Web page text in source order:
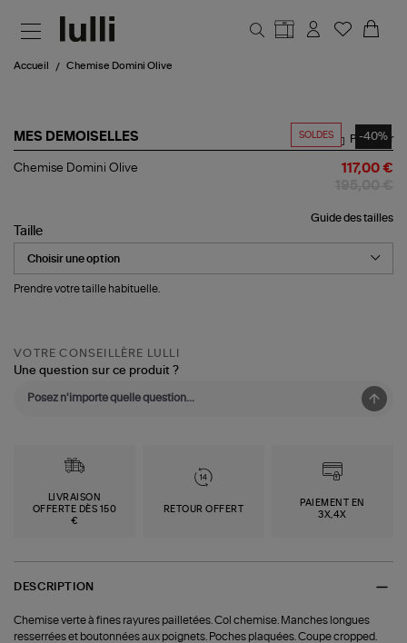
Accueil Chemise Domini Olive
SOLDES -40%
MES DEMOISELLES
Chemise
Partager
Chemise Domini Olive 117,00 €
Guide des tailles
Taille
Prendre votre taille habituelle.
VOTRE CONSEILLÈRE LULLI
Une question sur ce produit ?
LIVRAISON
OFFERTE DÈS 150
€
RETOUR OFFERT
PAIEMENT EN
3X,4X
DESCRIPTION
Chemise verte à fines rayures pailletées. Col chemise. Manches longues
resserrées et boutonnées aux poignets. Poches plaquées. Coupe cropped.